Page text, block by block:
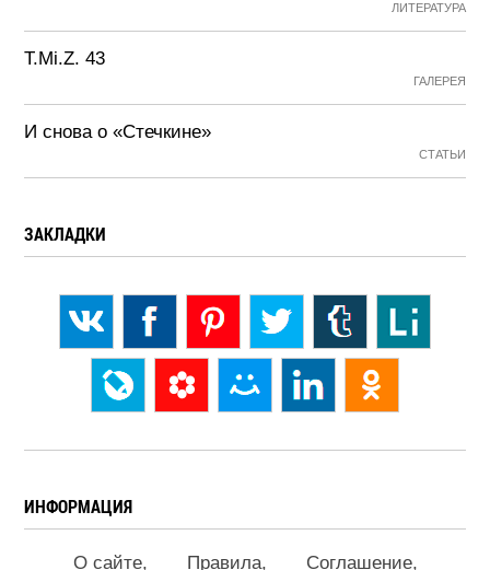
ЛИТЕРАТУРА
T.Mi.Z. 43
ГАЛЕРЕЯ
И снова о «Стечкине»
СТАТЬИ
ЗАКЛАДКИ
ИНФОРМАЦИЯ
О сайте Правила
Соглашение